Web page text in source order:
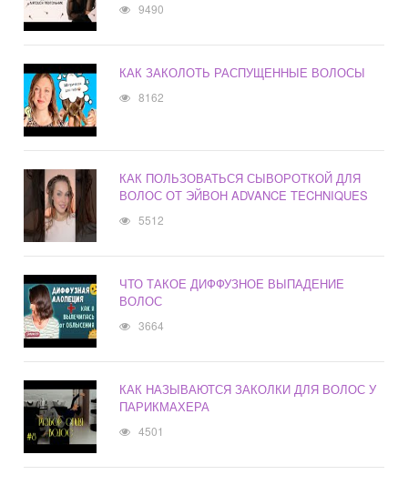
9490
КАК ЗАКОЛОТЬ РАСПУЩЕННЫЕ ВОЛОСЫ
8162
КАК ПОЛЬЗОВАТЬСЯ СЫВОРОТКОЙ ДЛЯ
ВОЛОС ОТ ЭЙВОН ADVANCE TECHNIQUES
5512
ЧТО ТАКОЕ ДИФФУЗНОЕ ВЫПАДЕНИЕ
ВОЛОС
3664
КАК НАЗЫВАЮТСЯ ЗАКОЛКИ ДЛЯ ВОЛОС У
ПАРИКМАХЕРА
4501